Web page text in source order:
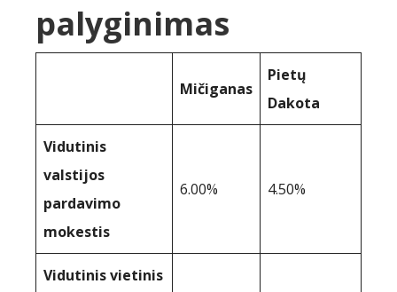
palyginimas
Mičiganas
Pietų
Dakota
Vidutinis
valstijos
pardavimo
mokestis
6.00% 4.50%
Vidutinis vietinis